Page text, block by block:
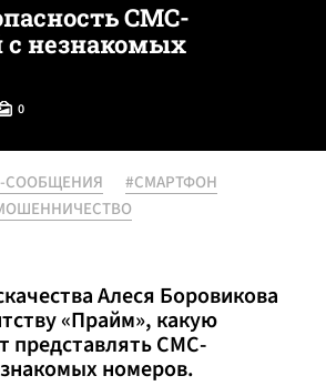
СМС-
незнакомых
0
СООБЩЕНИЯ
#СМАРТФОН
Алеся Боровикова
«Прайм», какую
представлять СМС-
номеров.